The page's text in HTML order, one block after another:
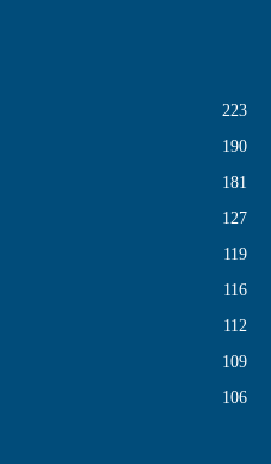
223
190
181
127
119
116
112
109
106